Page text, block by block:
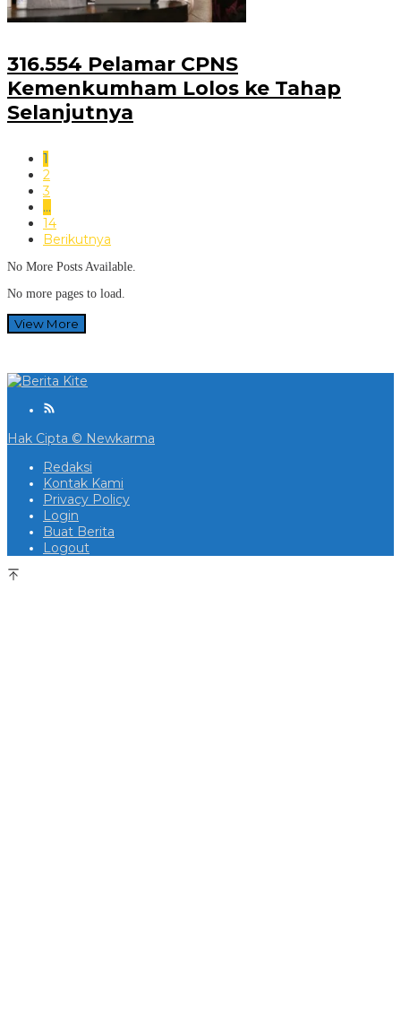
316.554 Pelamar CPNS
Kemenkumham Lolos ke Tahap
Selanjutnya
1
2
3
…
14
Berikutnya
No More Posts Available.
No more pages to load.
View More
Hak Cipta © Newkarma
Redaksi
Kontak Kami
Privacy Policy
Login
Buat Berita
Logout